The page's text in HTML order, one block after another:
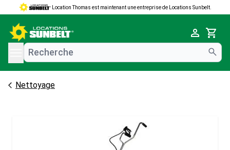
Location Thomas est maintenant une entreprise de Locations Sunbelt.
Cart
menu
Nettoyage